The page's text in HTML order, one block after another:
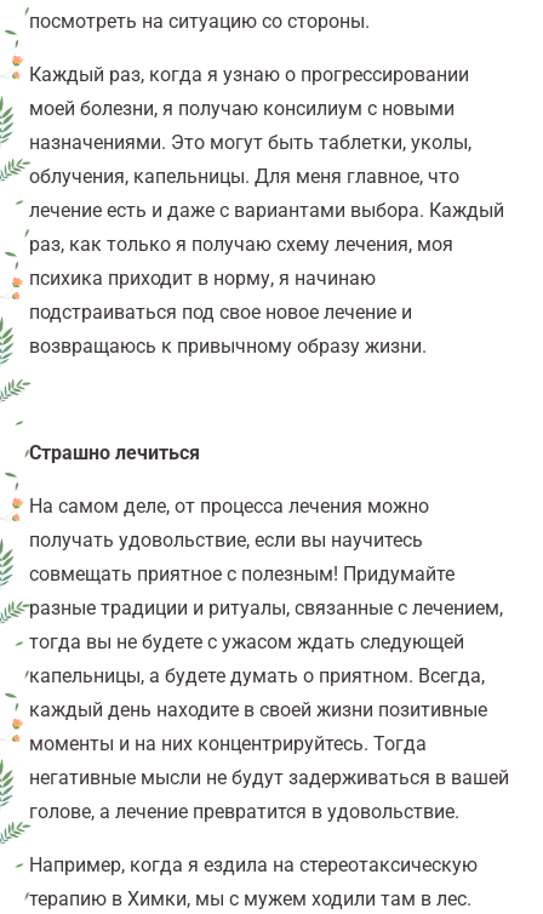
посмотреть на ситуацию со стороны.
Каждый раз, когда я узнаю о прогрессировании
моей болезни, я получаю консилиум с новыми
назначениями. Это могут быть таблетки, уколы,
облучения, капельницы. Для меня главное, что
лечение есть и даже с вариантами выбора. Каждый
раз, как только я получаю схему лечения, моя
психика приходит в норму, я начинаю
подстраиваться под свое новое лечение и
возвращаюсь к привычному образу жизни.
Страшно лечиться
На самом деле, от процесса лечения можно
получать удовольствие, если вы научитесь
совмещать приятное с полезным! Придумайте
разные традиции и ритуалы, связанные с лечением,
тогда вы не будете с ужасом ждать следующей
капельницы, а будете думать о приятном. Всегда,
каждый день находите в своей жизни позитивные
моменты и на них концентрируйтесь. Тогда
негативные мысли не будут задерживаться в вашей
голове, а лечение превратится в удовольствие.
Например, когда я ездила на стереотаксическую
терапию в Химки, мы с мужем ходили там в лес.